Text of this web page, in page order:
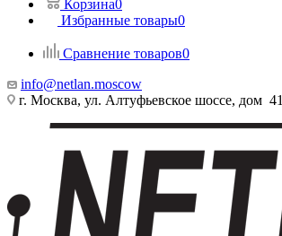
Корзина0
Избранные товары0
Сравнение товаров0
info@netlan.moscow
г. Москва, ул. Алтуфьевское шоссе, дом 41